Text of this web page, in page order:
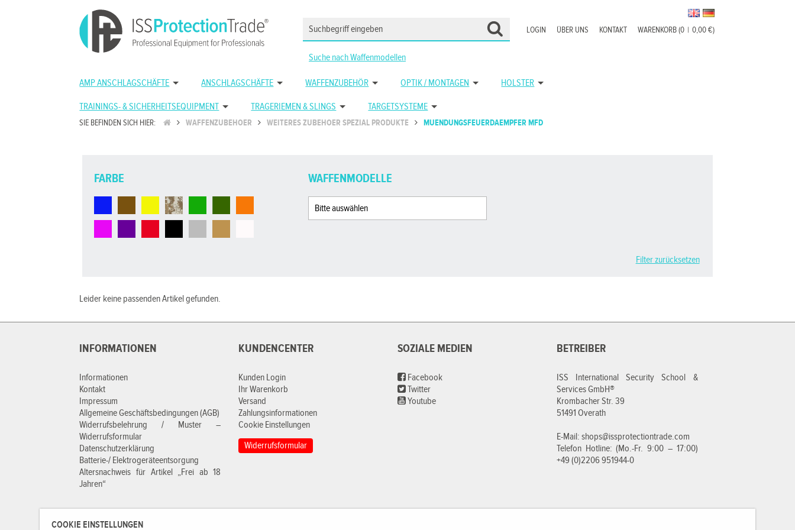
COOKIE EINSTELLUNGEN
WARENKORB (0 | 0,00 €)
KONTAKT
ÜBER UNS
LOGIN
Suche nach Waffenmodellen
AMP ANSCHLAGSCHÄFTE ANSCHLAGSCHÄFTE WAFFENZUBEHÖR OPTIK / MONTAGEN HOLSTER
TRAININGS- & SICHERHEITSEQUIPMENT TRAGERIEMEN & SLINGS TARGETSYSTEME
SIE BEFINDEN SICH HIER: WAFFENZUBEHOER WEITERES ZUBEHOER SPEZIAL PRODUKTE MUENDUNGSFEUERDAEMPFER MFD
FARBE WAFFENMODELLE
Filter zurücksetzen
Leider keine passenden Artikel gefunden.
INFORMATIONEN
Informationen
Kontakt
Impressum
Allgemeine Geschäftsbedingungen (AGB)
Widerrufsbelehrung / Muster –
Widerrufsformular
Datenschutzerklärung
Batterie-/ Elektrogeräteentsorgung
Altersnachweis für Artikel „Frei ab 18
Jahren“
KUNDENCENTER
Kunden Login
Ihr Warenkorb
Versand
Zahlungsinformationen
Cookie Einstellungen
Widerrufsformular
SOZIALE MEDIEN
Facebook
Twitter
Youtube
BETREIBER
ISS International Security School &
Services GmbH®
Krombacher Str. 39
51491 Overath
E-Mail: shops@issprotectiontrade.com
Telefon Hotline: (Mo.-Fr. 9:00 – 17:00)
+49 (0)2206 951944-0